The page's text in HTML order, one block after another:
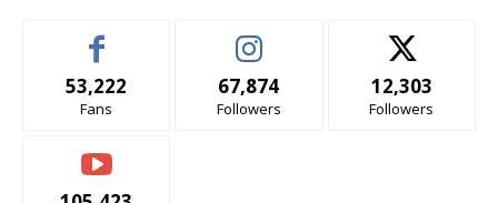
53,222
Fans
67,874
Followers
12,303
Followers